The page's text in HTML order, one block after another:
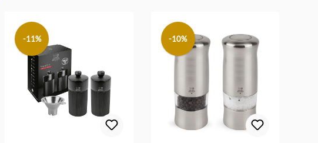
-11% -10%